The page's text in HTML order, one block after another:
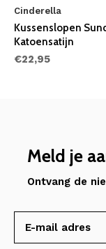
Cinderella
Kussenslopen
Katoensatijn
€22,95
Meld je
Ontvang de